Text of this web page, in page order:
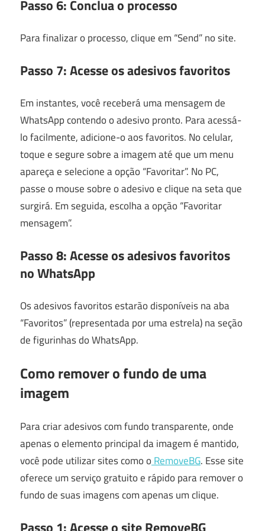
Passo 6: Conclua o processo
Para finalizar o processo, clique em “Send” no site.
Passo 7: Acesse os adesivos favoritos
Em instantes, você receberá uma mensagem de
WhatsApp contendo o adesivo pronto. Para acessá-
lo facilmente, adicione-o aos favoritos. No celular,
toque e segure sobre a imagem até que um menu
apareça e selecione a opção “Favoritar”. No PC,
passe o mouse sobre o adesivo e clique na seta que
surgirá. Em seguida, escolha a opção “Favoritar
mensagem”.
Passo 8: Acesse os adesivos favoritos
no WhatsApp
Os adesivos favoritos estarão disponíveis na aba
“Favoritos” (representada por uma estrela) na seção
de figurinhas do WhatsApp.
Como remover o fundo de uma
imagem
Para criar adesivos com fundo transparente, onde
apenas o elemento principal da imagem é mantido,
você pode utilizar sites como o RemoveBG. Esse site
oferece um serviço gratuito e rápido para remover o
fundo de suas imagens com apenas um clique.